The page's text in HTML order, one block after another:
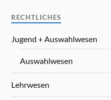
RECHTLICHES
Jugend + Auswahlwesen
Auswahlwesen
Lehrwesen